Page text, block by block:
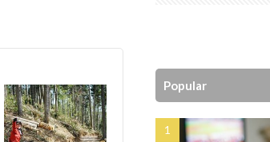
Popular